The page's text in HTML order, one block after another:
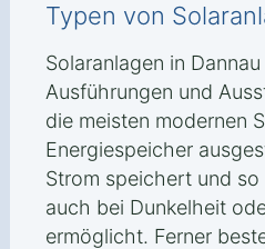
Typen von
Solaranlagen in
Ausführungen und
die meisten modernen
Energiespeicher
Strom speichert und
auch bei Dunkelheit
ermöglicht. Ferner